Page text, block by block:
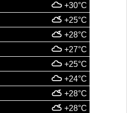
+30°C
+25°C
+28°C
+27°C
+25°C
+24°C
+28°C
+28°C